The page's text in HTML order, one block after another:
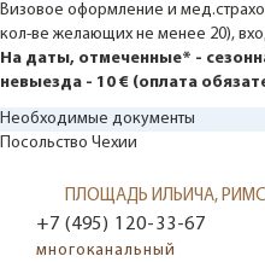
Визовое оформление и
кол-ве желающих не менее 20),
На даты, отмеченные* -
невыезда - 10 € (оплата
Необходимые документы
Посольство Чехии
ПЛОЩАДЬ ИЛЬИЧА,
+7 (495) 120-33-67
многоканальный